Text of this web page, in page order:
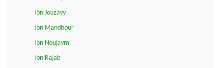
Ibn Jouzayy
Ibn Mandhour
Ibn Noujaym
Ibn Rajab